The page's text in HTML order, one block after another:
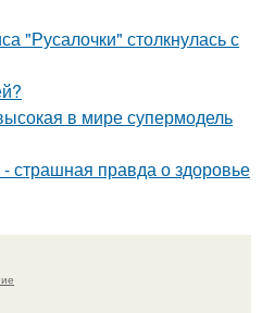
"Русалочки" столкнулась с
в мире супермодель
страшная правда о здоровье